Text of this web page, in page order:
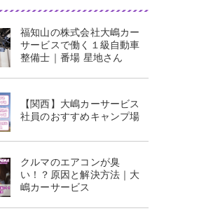
福知山の株式会社大嶋カー
サービスで働く１級自動車
整備士｜番場 星地さん
【関西】大嶋カーサービス
社員のおすすめキャンプ場
クルマのエアコンが臭
い！？原因と解決方法｜大
嶋カーサービス